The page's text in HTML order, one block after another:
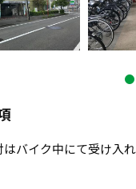
バイク中にて受け入れ